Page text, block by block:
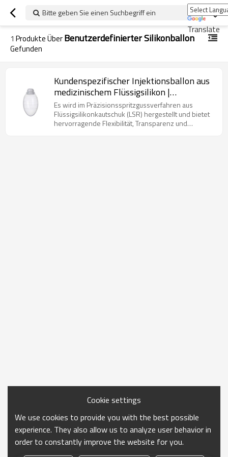
Translate
Bitte geben Sie einen Suchbegriff ein
1 Produkte ÜberBenutzerdefinierter Silikonballon
Gefunden
Kundenspezifischer Injektionsballon aus
medizinischem Flüssigsilikon |
Biokompatibler und ISO-zertifizierter
Hersteller
Es wird im Präzisionsspritzgussverfahren aus
Flüssigsilikonkautschuk (LSR) hergestellt und bietet
hervorragende Flexibilität, Transparenz und
Cookie settings
We use cookies to provide you with the best possible
experience. They also allow us to analyze user behavior in
order to constantly improve the website for you.